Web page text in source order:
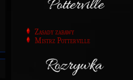
Zasady zabawy
Mistrz Potterville